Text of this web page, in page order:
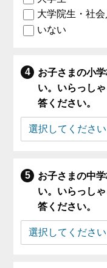
大学院生・社会
いない
お子さまの小
い。いらっし
答ください。
お子さまの中
い。いらっし
答ください。